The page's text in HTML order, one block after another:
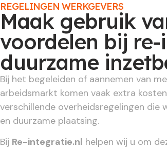
REGELINGEN WERKGEVERS
Maak gebruik
voordelen bij
duurzame
Bij het begeleiden of aannemen van
arbeidsmarkt komen vaak extra
verschillende overheidsregelingen
en duurzame plaatsing.
Bij Re-integratie.nl helpen wij u om